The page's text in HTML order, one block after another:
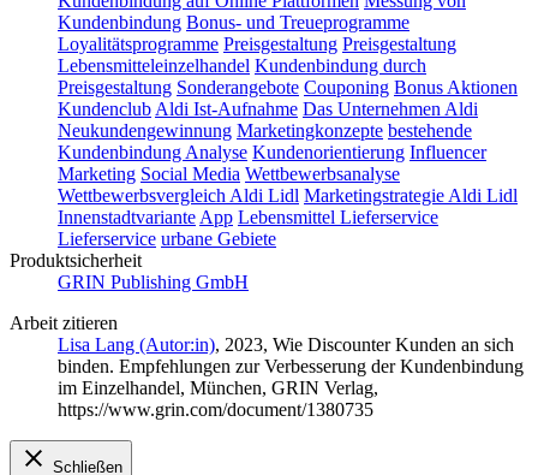
Kundenbindung Bonus- und Treueprogramme
Loyalitätsprogramme Preisgestaltung Preisgestaltung
Lebensmitteleinzelhandel Kundenbindung durch
Preisgestaltung Sonderangebote Couponing Bonus Aktionen
Kundenclub Aldi Ist-Aufnahme Das Unternehmen Aldi
Neukundengewinnung Marketingkonzepte bestehende
Kundenbindung Analyse Kundenorientierung Influencer
Marketing Social Media Wettbewerbsanalyse
Wettbewerbsvergleich Aldi Lidl Marketingstrategie Aldi Lidl
Innenstadtvariante App Lebensmittel Lieferservice
Lieferservice urbane Gebiete
Produktsicherheit
GRIN Publishing GmbH
Arbeit zitieren
Lisa Lang (Autor:in), 2023, Wie Discounter Kunden an sich
binden. Empfehlungen zur Verbesserung der Kundenbindung
im Einzelhandel, München, GRIN Verlag,
https://www.grin.com/document/1380735
Schließen